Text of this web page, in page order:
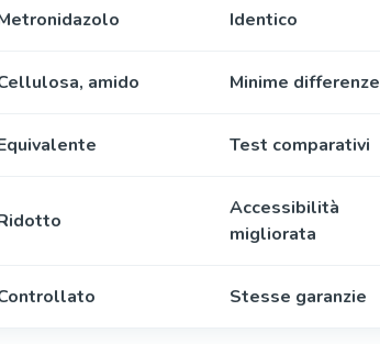
Identico
amido Minime differenze
Test comparativi
Accessibilità
migliorata
Stesse garanzie